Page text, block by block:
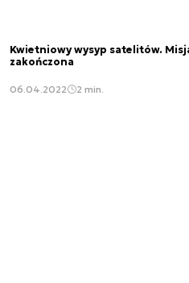
Kwietniowy wysyp satelitów.
zakończona
06.04.2022 2 min.